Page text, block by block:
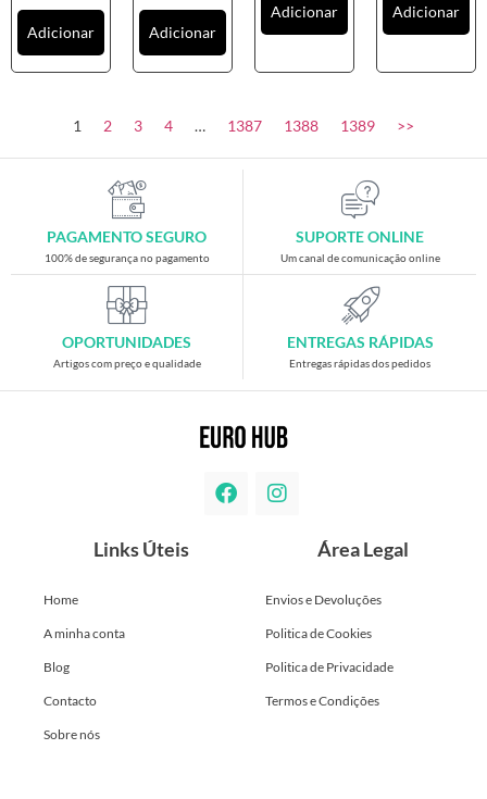
Adicionar Adicionar
Adicionar Adicionar
1 2 3 4 … 1387 1388 1389 >>
PAGAMENTO SEGURO
100% de segurança no pagamento
SUPORTE ONLINE
Um canal de comunicação online
OPORTUNIDADES
Artigos com preço e qualidade
ENTREGAS RÁPIDAS
Entregas rápidas dos pedidos
Links Úteis
Home
A minha conta
Blog
Contacto
Sobre nós
Área Legal
Envios e Devoluções
Politica de Cookies
Politica de Privacidade
Termos e Condições